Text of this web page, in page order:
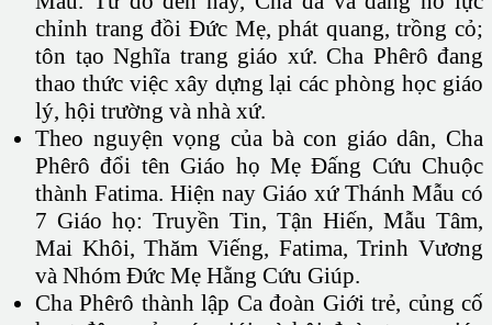
chỉnh trang đồi Đức Mẹ, phát quang, trồng cỏ;
tôn tạo Nghĩa trang giáo xứ. Cha Phêrô đang
thao thức việc xây dựng lại các phòng học giáo
lý, hội trường và nhà xứ.
Theo nguyện vọng của bà con giáo dân, Cha
Phêrô đổi tên Giáo họ Mẹ Đấng Cứu Chuộc
thành Fatima. Hiện nay Giáo xứ Thánh Mẫu có
7 Giáo họ: Truyền Tin, Tận Hiến, Mẫu Tâm,
Mai Khôi, Thăm Viếng, Fatima, Trinh Vương
và Nhóm Đức Mẹ Hằng Cứu Giúp.
Cha Phêrô thành lập Ca đoàn Giới trẻ, củng cố